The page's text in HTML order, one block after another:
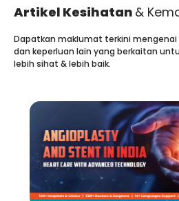
Artikel Kesihatan &
Dapatkan maklumat terkini
dan keperluan lain yang berkaitan
lebih sihat & lebih baik.